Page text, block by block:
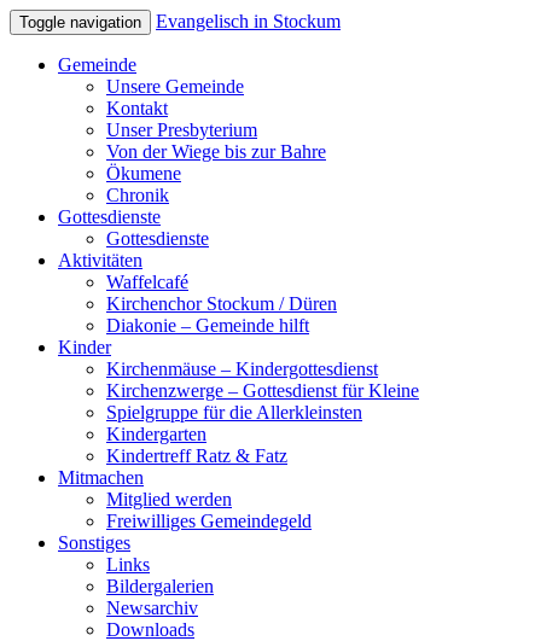
Toggle navigation Evangelisch in Stockum
Gemeinde
Unsere Gemeinde
Kontakt
Unser Presbyterium
Von der Wiege bis zur Bahre
Ökumene
Chronik
Gottesdienste
Gottesdienste
Aktivitäten
Waffelcafé
Kirchenchor Stockum / Düren
Diakonie – Gemeinde hilft
Kinder
Kirchenmäuse – Kindergottesdienst
Kirchenzwerge – Gottesdienst für Kleine
Spielgruppe für die Allerkleinsten
Kindergarten
Kindertreff Ratz & Fatz
Mitmachen
Mitglied werden
Freiwilliges Gemeindegeld
Sonstiges
Links
Bildergalerien
Newsarchiv
Downloads